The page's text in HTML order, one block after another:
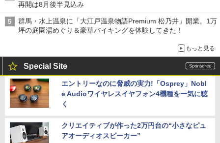
再開は8月後半見込み
群馬・水上温泉に「大江戸温泉物語Premium 松乃井」開業。1万
坪の庭園湯めぐり＆豪華バイキングを体験してきた！
もっと見る
Special Site
エントリーなのに脅威の実力!「Osprey」Nobl
e Audioワイヤレスイヤフォン4機種を一気に聴
く
クリエイティブが作った2万円台の“小さなピュ
アオーディオスピーカー”